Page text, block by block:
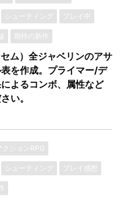
シューティング プレイ中
期待の新作
ム）全ジャベリンのアサ
を作成。プライマー/デ
よるコンボ、属性など
い。
クションRPG
シューティング プレイ感想